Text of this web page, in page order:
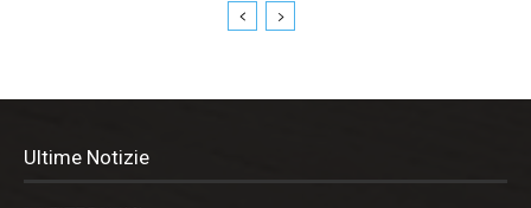
Ultime Notizie